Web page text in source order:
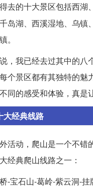
去的十大景区包括西湖、
岛湖、西溪湿地、乌镇
。
，我已经去过其中的八
个景区都有其独特的魅
同的感受和体验，真是
大经典线路
活动，爬山是一个不错
经典爬山线路之一：
桥-宝石山-葛岭-紫云洞-